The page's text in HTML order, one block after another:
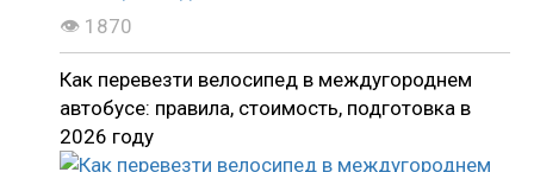
👁 1870
Как перевезти велосипед в междугороднем
автобусе: правила, стоимость, подготовка в
2026 году